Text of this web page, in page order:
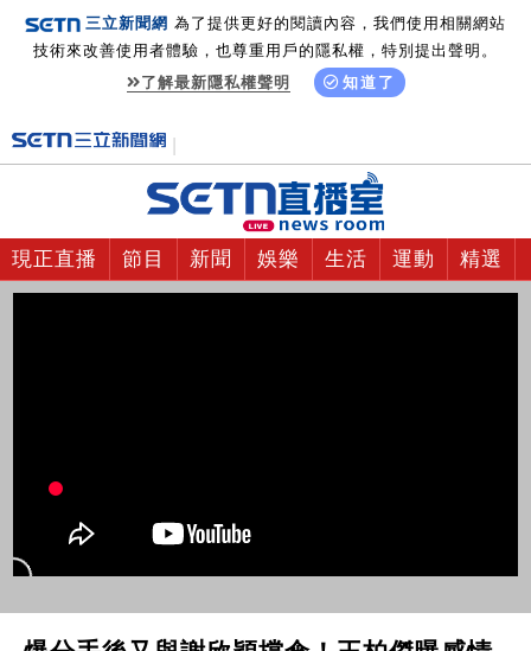
三立新聞網 為了提供更好的閱讀內容，我們使用相關網站
技術來改善使用者體驗，也尊重用戶的隱私權，特別提出聲明。
了解最新隱私權聲明
知道了
現正直播 節目 新聞 娛樂 生活 運動 精選